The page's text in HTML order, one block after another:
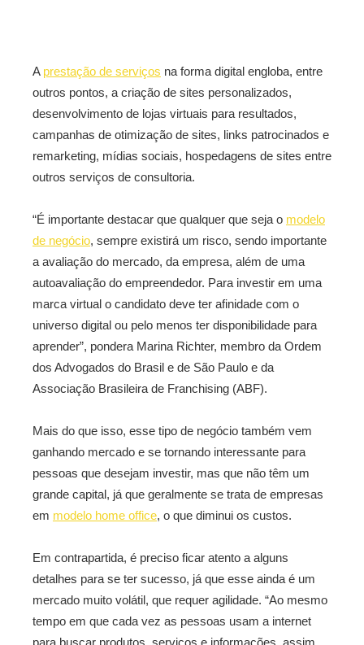
A prestação de serviços na forma digital engloba, entre
outros pontos, a criação de sites personalizados,
desenvolvimento de lojas virtuais para resultados,
campanhas de otimização de sites, links patrocinados e
remarketing, mídias sociais, hospedagens de sites entre
outros serviços de consultoria.
“É importante destacar que qualquer que seja o modelo
de negócio, sempre existirá um risco, sendo importante
a avaliação do mercado, da empresa, além de uma
autoavaliação do empreendedor. Para investir em uma
marca virtual o candidato deve ter afinidade com o
universo digital ou pelo menos ter disponibilidade para
aprender”, pondera Marina Richter, membro da Ordem
dos Advogados do Brasil e de São Paulo e da
Associação Brasileira de Franchising (ABF).
Mais do que isso, esse tipo de negócio também vem
ganhando mercado e se tornando interessante para
pessoas que desejam investir, mas que não têm um
grande capital, já que geralmente se trata de empresas
em modelo home office, o que diminui os custos.
Em contrapartida, é preciso ficar atento a alguns
detalhes para se ter sucesso, já que esse ainda é um
mercado muito volátil, que requer agilidade. “Ao mesmo
tempo em que cada vez as pessoas usam a internet
para buscar produtos, serviços e informações, assim